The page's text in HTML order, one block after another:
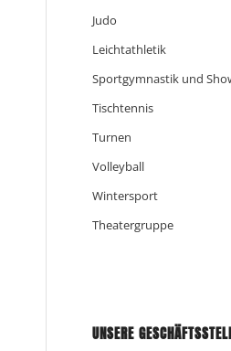
Judo
Leichtathletik
Sportgymnastik und
Tischtennis
Turnen
Volleyball
Wintersport
Theatergruppe
UNSERE